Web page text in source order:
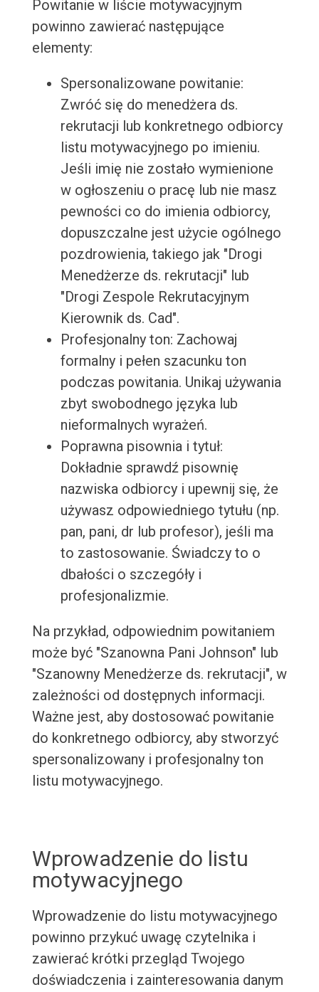
Powitanie w liście motywacyjnym
powinno zawierać następujące
elementy:
Spersonalizowane powitanie:
Zwróć się do menedżera ds.
rekrutacji lub konkretnego odbiorcy
listu motywacyjnego po imieniu.
Jeśli imię nie zostało wymienione
w ogłoszeniu o pracę lub nie masz
pewności co do imienia odbiorcy,
dopuszczalne jest użycie ogólnego
pozdrowienia, takiego jak "Drogi
Menedżerze ds. rekrutacji" lub
"Drogi Zespole Rekrutacyjnym
Kierownik ds. Cad".
Profesjonalny ton: Zachowaj
formalny i pełen szacunku ton
podczas powitania. Unikaj używania
zbyt swobodnego języka lub
nieformalnych wyrażeń.
Poprawna pisownia i tytuł:
Dokładnie sprawdź pisownię
nazwiska odbiorcy i upewnij się, że
używasz odpowiedniego tytułu (np.
pan, pani, dr lub profesor), jeśli ma
to zastosowanie. Świadczy to o
dbałości o szczegóły i
profesjonalizmie.
Na przykład, odpowiednim powitaniem
może być "Szanowna Pani Johnson" lub
"Szanowny Menedżerze ds. rekrutacji", w
zależności od dostępnych informacji.
Ważne jest, aby dostosować powitanie
do konkretnego odbiorcy, aby stworzyć
spersonalizowany i profesjonalny ton
listu motywacyjnego.
Wprowadzenie do listu
motywacyjnego
Wprowadzenie do listu motywacyjnego
powinno przykuć uwagę czytelnika i
zawierać krótki przegląd Twojego
doświadczenia i zainteresowania danym